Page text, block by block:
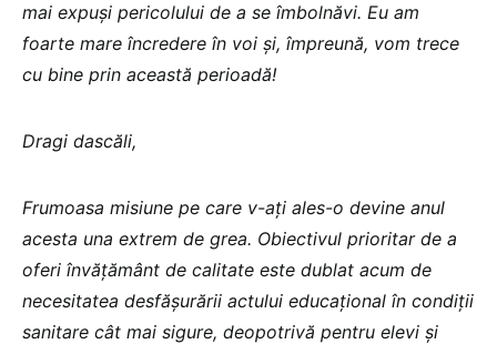
mai expuși pericolului de a se îmbolnăvi. Eu am
foarte mare încredere în voi și, împreună, vom trece
cu bine prin această perioadă!
Dragi dascăli,
Frumoasa misiune pe care v-ați ales-o devine anul
acesta una extrem de grea. Obiectivul prioritar de a
oferi învățământ de calitate este dublat acum de
necesitatea desfășurării actului educațional în condiții
sanitare cât mai sigure, deopotrivă pentru elevi și